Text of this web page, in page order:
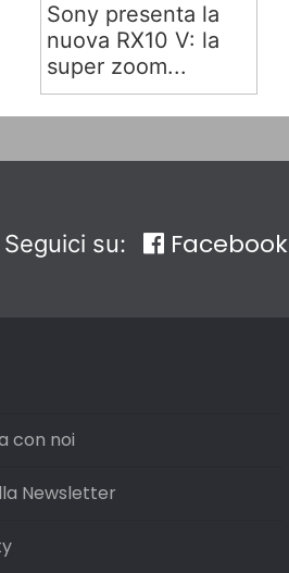
Sony presenta la
nuova RX10 V: la
super zoom...
Seguici su: Facebook
con noi
Newsletter